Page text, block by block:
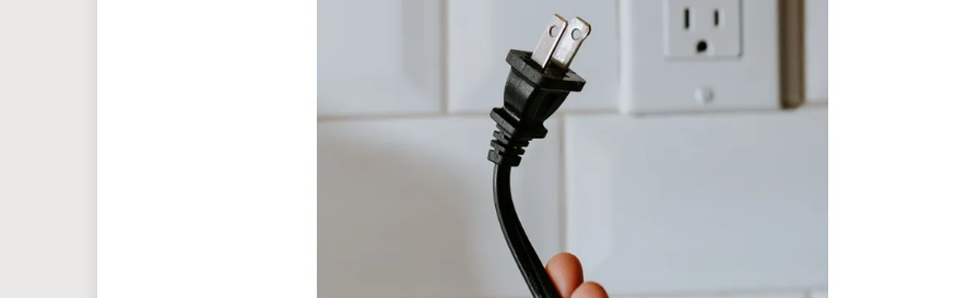
最初に電源タップの種類についてですが、大きく分けて「２ピンプラグ」と「３ピンプ
２ピンプラグは、接地端子（アース端子）がないタイプで、軽量でコンパクトなのが特